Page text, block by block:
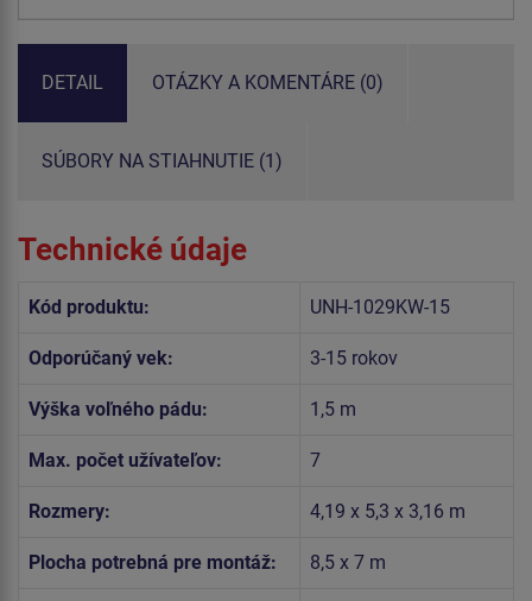
DETAIL OTÁZKY A KOMENTÁRE (0)
SÚBORY NA STIAHNUTIE (1)
Technické údaje
Kód produktu: UNH-1029KW-15
Odporúčaný vek: 3-15 rokov
Výška voľného pádu: 1,5 m
Max. počet užívateľov: 7
Rozmery: 4,19 x 5,3 x 3,16 m
Plocha potrebná pre montáž: 8,5 x 7 m